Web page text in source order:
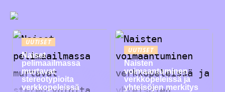
UUTISET
Naiset
pelimaailmassa
murtavat
stereotypioita
verkkopeleissä
UUTISET
Naisten
voimaantuminen
verkkopeleissä ja
yhteisöjen merkitys